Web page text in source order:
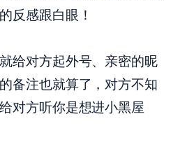
反感跟白眼！
给对方起外号、亲密的昵
备注也就算了，对方不知
对方听你是想进小黑屋